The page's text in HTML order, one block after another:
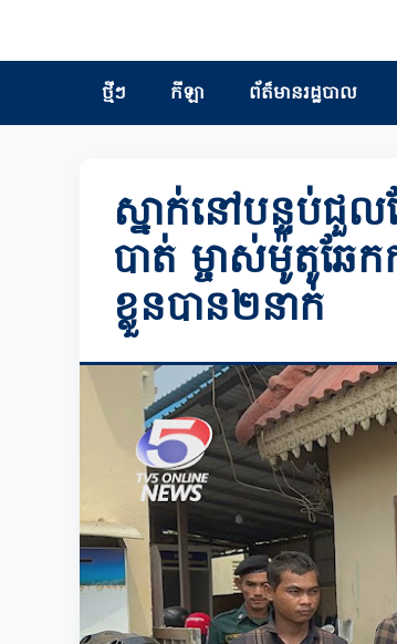
ថ្មីៗ កីឡា ព័ត៏មានរដ្ឋបាល
ស្នាក់នៅបន្ទប់ជួ
បាត់ ម្ចាស់ម៉ូតូឆែ
ខ្លួនបាន២នាក់